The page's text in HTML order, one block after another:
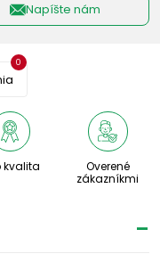
Napíšte nám
0
kvalita
Overené
zákazníkmi